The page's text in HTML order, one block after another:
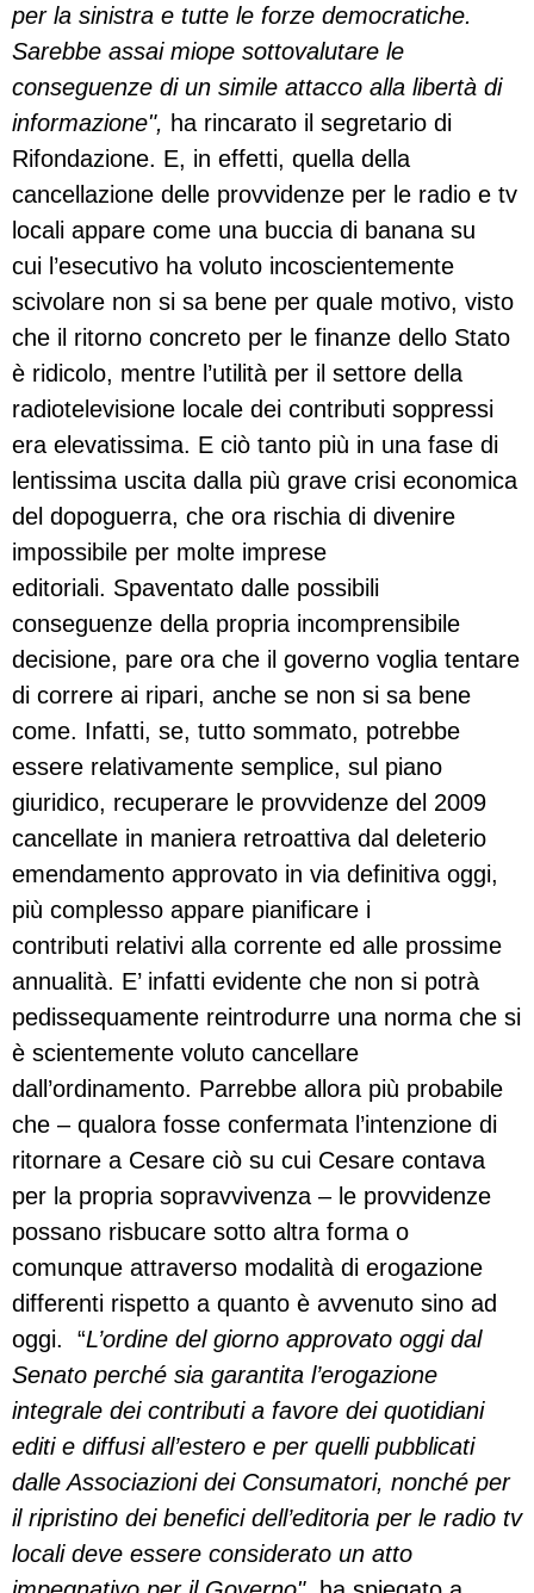
per la sinistra e tutte le forze democratiche.
Sarebbe assai miope sottovalutare le
conseguenze di un simile attacco alla libertà di
informazione", ha rincarato il segretario di
Rifondazione. E, in effetti, quella della
cancellazione delle provvidenze per le radio e tv
locali appare come una buccia di banana su
cui l’esecutivo ha voluto incoscientemente
scivolare non si sa bene per quale motivo, visto
che il ritorno concreto per le finanze dello Stato
è ridicolo, mentre l’utilità per il settore della
radiotelevisione locale dei contributi soppressi
era elevatissima. E ciò tanto più in una fase di
lentissima uscita dalla più grave crisi economica
del dopoguerra, che ora rischia di divenire
impossibile per molte imprese
editoriali. Spaventato dalle possibili
conseguenze della propria incomprensibile
decisione, pare ora che il governo voglia tentare
di correre ai ripari, anche se non si sa bene
come. Infatti, se, tutto sommato, potrebbe
essere relativamente semplice, sul piano
giuridico, recuperare le provvidenze del 2009
cancellate in maniera retroattiva dal deleterio
emendamento approvato in via definitiva oggi,
più complesso appare pianificare i
contributi relativi alla corrente ed alle prossime
annualità. E’ infatti evidente che non si potrà
pedissequamente reintrodurre una norma che si
è scientemente voluto cancellare
dall’ordinamento. Parrebbe allora più probabile
che – qualora fosse confermata l’intenzione di
ritornare a Cesare ciò su cui Cesare contava
per la propria sopravvivenza – le provvidenze
possano risbucare sotto altra forma o
comunque attraverso modalità di erogazione
differenti rispetto a quanto è avvenuto sino ad
oggi. “L’ordine del giorno approvato oggi dal
Senato perché sia garantita l’erogazione
integrale dei contributi a favore dei quotidiani
editi e diffusi all’estero e per quelli pubblicati
dalle Associazioni dei Consumatori, nonché per
il ripristino dei benefici dell’editoria per le radio tv
locali deve essere considerato un atto